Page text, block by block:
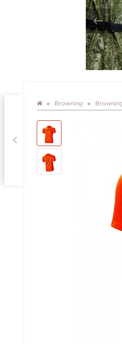
Browning